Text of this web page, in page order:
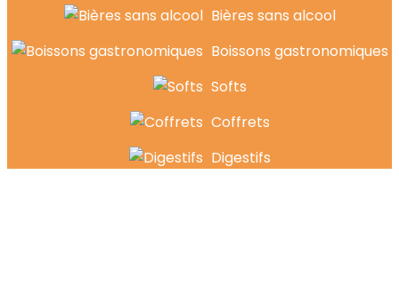
Bières sans alcool
Boissons gastronomiques
Softs
Coffrets
Digestifs